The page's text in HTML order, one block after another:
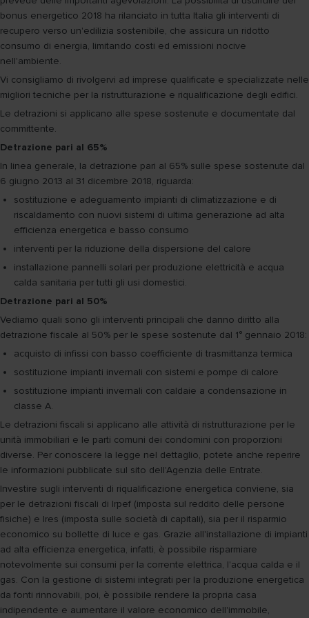
bonus energetico 2018 ha rilanciato in tutta Italia gli interventi di
recupero verso un'edilizia sostenibile, che assicura un ridotto
consumo di energia, limitando costi ed emissioni nocive
nell'ambiente.
Vi consigliamo di rivolgervi ad imprese qualificate e specializzate nelle
migliori tecniche per la ristrutturazione e riqualificazione degli edifici.
Le detrazioni si applicano alle spese sostenute e documentate dal
committente.
Detrazione pari al 65%
In linea generale, la detrazione pari al 65% sulle spese sostenute dal
6 giugno 2013 al 31 dicembre 2018, riguarda:
sostituzione e adeguamento impianti di climatizzazione e di
riscaldamento con nuovi sistemi di ultima generazione ad alta
efficienza energetica e basso consumo
interventi per la riduzione della dispersione del calore
installazione pannelli solari per produzione elettricità e acqua
calda sanitaria per tutti gli usi domestici.
Detrazione pari al 50%
Vediamo quali sono gli interventi principali che danno diritto alla
detrazione fiscale al 50% per le spese sostenute dal 1° gennaio 2018:
acquisto di infissi con basso coefficiente di trasmittanza termica
sostituzione impianti invernali con sistemi e pompe di calore
sostituzione impianti invernali con caldaie a condensazione in
classe A.
Le detrazioni fiscali si applicano alle attività di ristrutturazione per le
unità immobiliari e le parti comuni dei condomini con proporzioni
diverse. Per conoscere la legge nel dettaglio, potete anche reperire
le informazioni pubblicate sul sito dell'Agenzia delle Entrate.
Investire sugli interventi di riqualificazione energetica conviene, sia
per le detrazioni fiscali di Irpef (imposta sul reddito delle persone
fisiche) e Ires (imposta sulle società di capitali), sia per il risparmio
economico su bollette di luce e gas. Grazie all'installazione di impianti
ad alta efficienza energetica, infatti, è possibile risparmiare
notevolmente sui consumi per la corrente elettrica, l'acqua calda e il
gas. Con la gestione di sistemi integrati per la produzione energetica
da fonti rinnovabili, poi, è possibile rendere la propria casa
indipendente e aumentare il valore economico dell'immobile,